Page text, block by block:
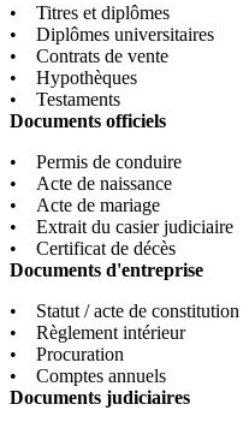
• Titres et diplômes
• Diplômes universitaires
• Contrats de vente
• Hypothèques
• Testaments
Documents officiels
• Permis de conduire
• Acte de naissance
• Acte de mariage
• Extrait du casier judiciaire
• Certificat de décès
Documents d'entreprise
• Statut / acte de constitution
• Règlement intérieur
• Procuration
• Comptes annuels
Documents judiciaires